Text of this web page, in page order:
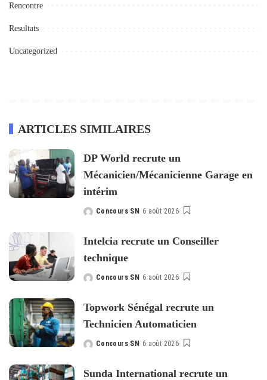
Rencontre
Resultats
Uncategorized
ARTICLES SIMILAIRES
DP World recrute un
Mécanicien/Mécanicienne Garage en
intérim
Posted
Concours SN 6 août 2026
Intelcia recrute un Conseiller
technique
Posted
Concours SN 6 août 2026
Topwork Sénégal recrute un
Technicien Automaticien
Posted
Concours SN 6 août 2026
Sunda International recrute un